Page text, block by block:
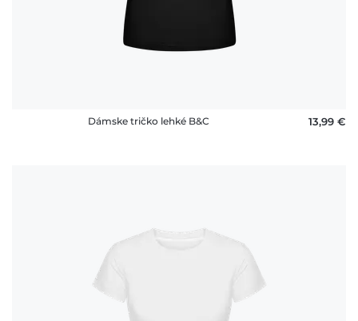
Dámske tričko lehké B&C 13,99 €